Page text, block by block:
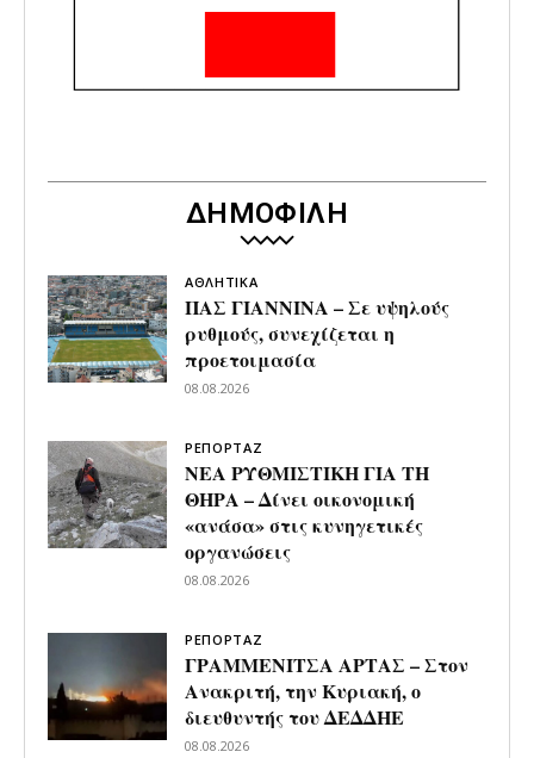
ΔΗΜΟΦΙΛΗ
ΑΘΛΗΤΙΚΑ
ΠΑΣ ΓΙΑΝΝΙΝΑ – Σε υψηλούς
ρυθμούς, συνεχίζεται η
προετοιμασία
08.08.2026
ΡΕΠΟΡΤΑΖ
ΝΕΑ ΡΥΘΜΙΣΤΙΚΗ ΓΙΑ ΤΗ
ΘΗΡΑ – Δίνει οικονομική
«ανάσα» στις κυνηγετικές
οργανώσεις
08.08.2026
ΡΕΠΟΡΤΑΖ
ΓΡΑΜΜΕΝΙΤΣΑ ΑΡΤΑΣ – Στον
Ανακριτή, την Κυριακή, ο
διευθυντής του ΔΕΔΔΗΕ
08.08.2026